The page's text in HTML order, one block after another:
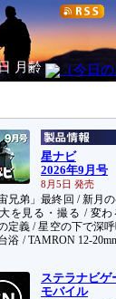
月齢
星ナビ
2026年9月号
8月5日 発売
宙兄弟」最終回 / 新月
を見る・撮る / 変わ
定義 / 星空の下で深
浴 / TAMRON 12-
ステラナビゲ
モバイル